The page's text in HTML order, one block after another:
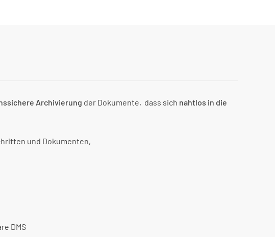
Archivierung der Dokumente, dass sich nahtlos in die
und Dokumenten,
DMS